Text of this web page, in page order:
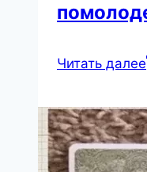
Читать далее